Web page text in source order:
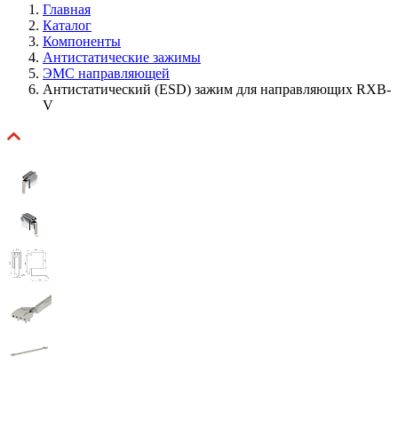
Главная
Каталог
Компоненты
Антистатические зажимы
ЭМС направляющей
Антистатический (ESD) зажим для направляющих RXB-
V